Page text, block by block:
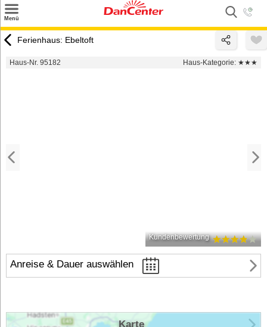
Menü
Urlaubsziele
Ferienhaus: Ebeltoft
Haus-Nr. 95182 Haus-Kategorie: ★★★
Kundenbewertung
Anreise & Dauer auswählen
Karte